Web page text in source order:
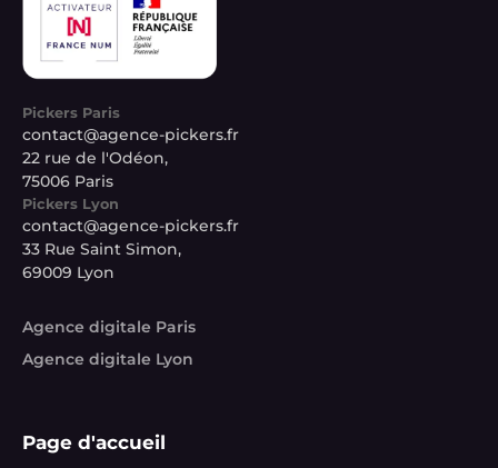
Pickers Paris
contact@agence-pickers.fr
22 rue de l'Odéon,
75006 Paris
Pickers Lyon
contact@agence-pickers.fr
33 Rue Saint Simon,
69009 Lyon
Agence digitale Paris
Agence digitale Lyon
Page d'accueil